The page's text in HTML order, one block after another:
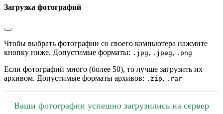
Загрузка фотографий
Чтобы выбрать фотографии со своего компьютера нажмите
кнопку ниже. Допустимые форматы: .jpg, .jpeg, .png
Если фотографий много (более 50), то лучше загрузить их
архивом. Допустимые форматы архивов: .zip, .rar
Ваши фотографии успешно загрузились на сервер